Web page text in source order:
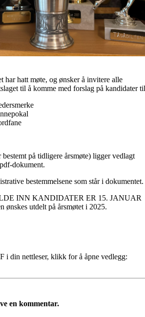
har hatt møte, og ønsker å invitere alle
til å komme med forslag på kandidater
på tidligere årsmøte) ligger vedlagt
dokument.
bestemmelsene som står i dokumentet.
INN KANDIDATER ER 15. JANUAR
ønskes utdelt på årsmøtet i 2025.
i din nettleser, klikk for å åpne vedlegg:
en kommentar.